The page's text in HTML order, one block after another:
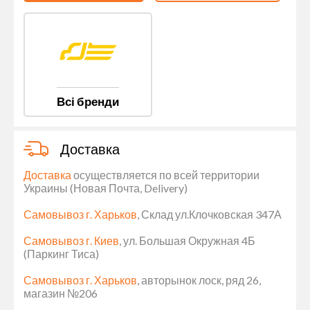
Всі бренди
Доставка
Доставка осуществляется по всей территории
Украины (Новая Почта, Delivery)
Самовывоз г. Харьков, Склад ул.Клочковская 347А
Самовывоз г. Киев, ул. Большая Окружная 4Б
(Паркинг Тиса)
Самовывоз г. Харьков, авторынок лоск, ряд 26,
магазин №206